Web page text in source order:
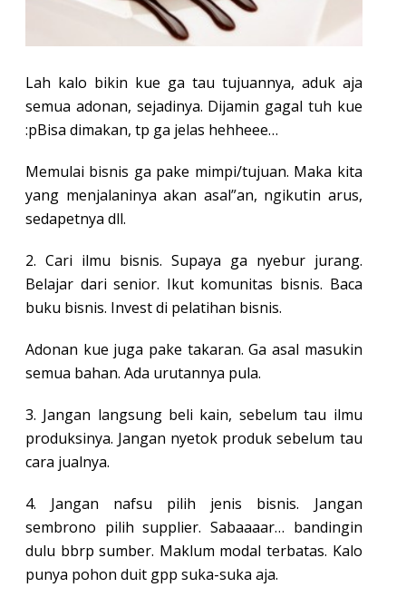
Lah kalo bikin kue ga tau tujuannya, aduk aja
semua adonan, sejadinya. Dijamin gagal tuh kue
:pBisa dimakan, tp ga jelas hehheee…
Memulai bisnis ga pake mimpi/tujuan. Maka kita
yang menjalaninya akan asal”an, ngikutin arus,
sedapetnya dll.
2. Cari ilmu bisnis. Supaya ga nyebur jurang.
Belajar dari senior. Ikut komunitas bisnis. Baca
buku bisnis. Invest di pelatihan bisnis.
Adonan kue juga pake takaran. Ga asal masukin
semua bahan. Ada urutannya pula.
3. Jangan langsung beli kain, sebelum tau ilmu
produksinya. Jangan nyetok produk sebelum tau
cara jualnya.
4. Jangan nafsu pilih jenis bisnis. Jangan
sembrono pilih supplier. Sabaaaar… bandingin
dulu bbrp sumber. Maklum modal terbatas. Kalo
punya pohon duit gpp suka-suka aja.